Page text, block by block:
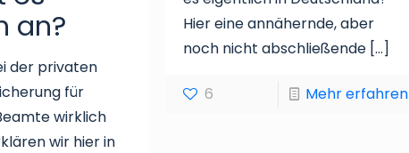
an?
der privaten
für
wirklich
wir hier in
Hier eine annähernde, aber
noch nicht abschließende[…]
6 Mehr erfahren